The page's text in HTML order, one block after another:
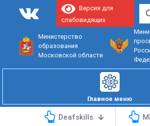
Министерство
образования
Московской области
Версия для
слабовидящих
Главное меню
Deafskills